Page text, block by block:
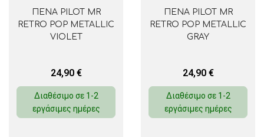
ΠΕΝΑ PILOT MR
RETRO POP METALLIC
VIOLET
24,90 €
Διαθέσιμο σε 1-2
εργάσιμες ημέρες
ΠΕΝΑ PILOT MR
RETRO POP METALLIC
GRAY
24,90 €
Διαθέσιμο σε 1-2
εργάσιμες ημέρες